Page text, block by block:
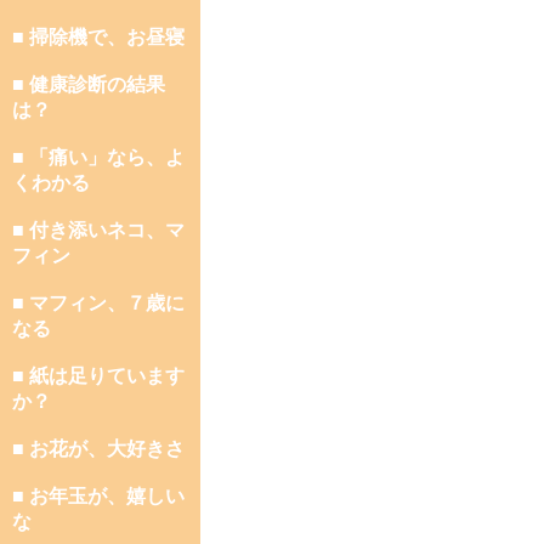
■ 掃除機で、お昼寝
■ 健康診断の結果
は？
■ 「痛い」なら、よ
くわかる
■ 付き添いネコ、マ
フィン
■ マフィン、７歳に
なる
■ 紙は足りています
か？
■ お花が、大好きさ
■ お年玉が、嬉しい
な